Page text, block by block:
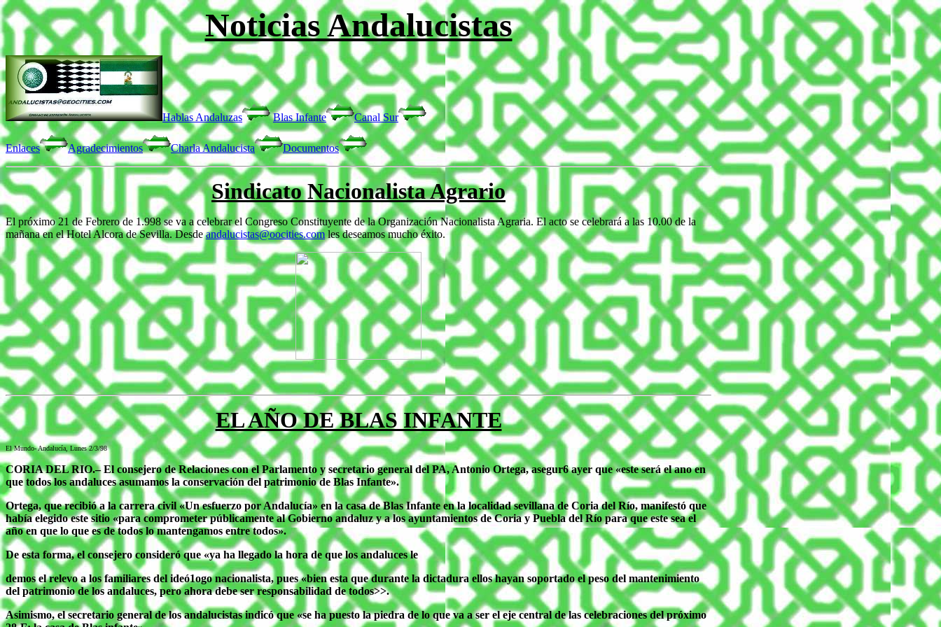
Noticias Andalucistas
Hablas Andaluzas Blas Infante Canal Sur
Enlaces Agradecimientos Charla Andalucista Documentos
Sindicato Nacionalista Agrario
El próximo 21 de Febrero de 1.998 se va a celebrar el Congreso Constituyente de la Organización Nacionalista Agraria. El acto se celebrará a las 10.00 de la
mañana en el Hotel Alcora de Sevilla. Desdeandalucistas@oocities.comles deseamos mucho éxito.
EL AÑO DE BLAS INFANTE
El Mundo- Andalucía, Lunes 2/3/98
CORIA DEL RIO.– El consejero de Relaciones con el Parlamento y secretario general del PA, Antonio Ortega, asegur6 ayer que «este será el ano en
que todos los andaluces asumamos la conservación del patrimonio de Blas Infante».
Ortega, que recibió a la carrera civil «Un esfuerzo por Andalucía» en la casa de Blas Infante en la localidad sevillana de Coria del Río, manifestó que
había elegido este sitio «para comprometer públicamente al Gobierno andaluz y a los ayuntamientos de Coria y Puebla del Río para que este sea el
año en que lo que es de todos lo mantengamos entre todos».
De esta forma, el consejero consideró que «ya ha llegado la hora de que los andaluces le
demos el relevo a los familiares del ideó1ogo nacionalista, pues «bien esta que durante la dictadura ellos hayan soportado el peso del mantenimiento
del patrimonio de los andaluces, pero ahora debe ser responsabilidad de todos>>.
Asimismo, el secretario general de los andalucistas indicó que «se ha puesto la piedra de lo que va a ser el eje central de las celebraciones del próximo